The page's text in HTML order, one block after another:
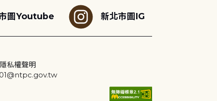
圖Youtube 新北市圖IG
隱私權聲明